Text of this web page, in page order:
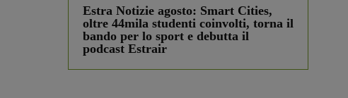
Estra Notizie agosto: Smart Cities,
oltre 44mila studenti coinvolti, torna il
bando per lo sport e debutta il
podcast Estrair